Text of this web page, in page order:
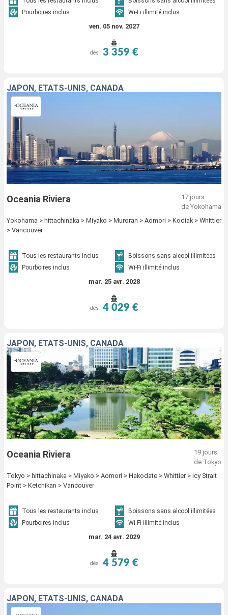
Pourboires inclus
Wi-Fi illimité inclus
ven. 05 nov. 2027
dès 3 359 €
JAPON, ÉTATS-UNIS, CANADA
Oceania Riviera
17 jours
de Yokohama
Yokohama > hittachinaka > Miyako > Muroran > Aomori > Kodiak > Whittier
> Vancouver
Tous les restaurants inclus
Boissons sans alcool illimitées
Pourboires inclus
Wi-Fi illimité inclus
mar. 25 avr. 2028
dès 4 029 €
JAPON, ÉTATS-UNIS, CANADA
Oceania Riviera
19 jours
de Tokyo
Tokyo > hittachinaka > Miyako > Aomori > Hakodate > Whittier > Icy Strait
Point > Ketchikan > Vancouver
Tous les restaurants inclus
Boissons sans alcool illimitées
Pourboires inclus
Wi-Fi illimité inclus
mar. 24 avr. 2029
dès 4 579 €
JAPON, ÉTATS-UNIS, CANADA